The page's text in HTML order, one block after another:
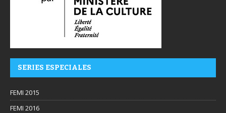
SERIES ESPECIALES
FEMI 2015
FEMI 2016